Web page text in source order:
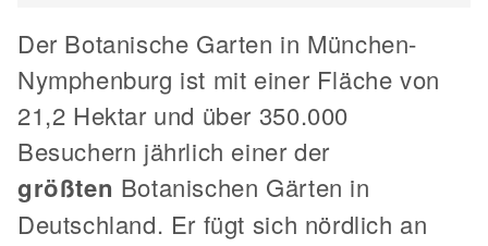
Der Botanische Garten in München-
Nymphenburg ist mit einer Fläche von
21,2 Hektar und über 350.000
Besuchern jährlich einer der
größten Botanischen Gärten in
Deutschland. Er fügt sich nördlich an